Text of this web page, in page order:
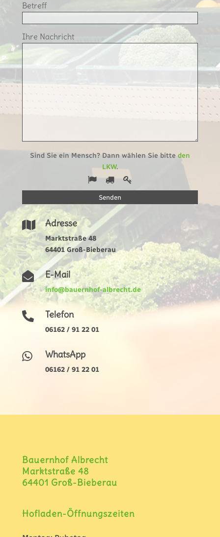
Betreff
Ihre Nachricht
Sind Sie ein Mensch? Dann wählen Sie bitte den
LKW.
Sind
Sie
Mensch?
Dann
wählen
Sie
bitte
den
LKW.
1 2
 Adresse
Marktstraße 48
64401 Groß-Bieberau
 E-Mail
info@bauernhof-albrecht.de
 Telefon
06162 / 91 22 01
 WhatsApp
06162 / 91 22 01
Bauernhof Albrecht
Marktstraße 48
64401 Groß-Bieberau
Hofladen-Öffnungszeiten